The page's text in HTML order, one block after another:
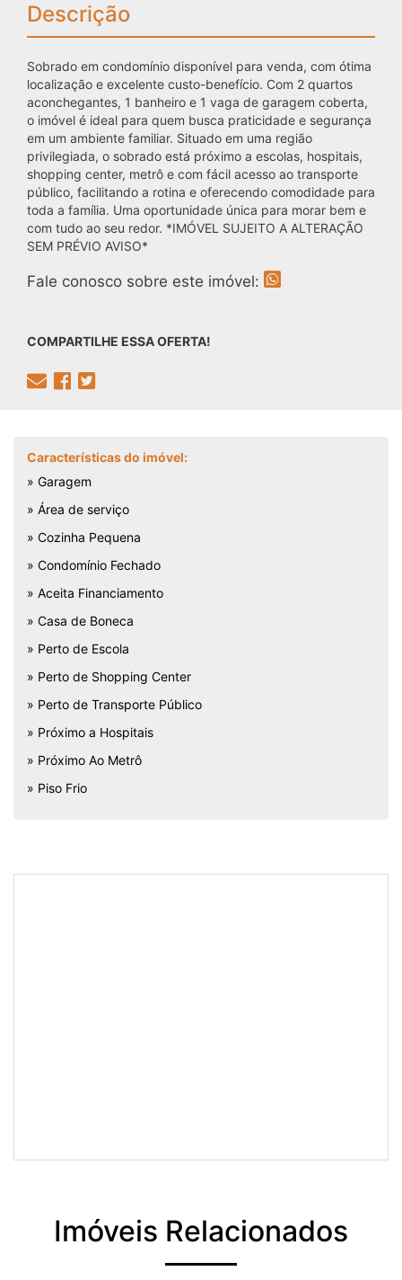
Descrição
Sobrado em condomínio disponível para venda, com ótima
localização e excelente custo-benefício. Com 2 quartos
aconchegantes, 1 banheiro e 1 vaga de garagem coberta,
o imóvel é ideal para quem busca praticidade e segurança
em um ambiente familiar. Situado em uma região
privilegiada, o sobrado está próximo a escolas, hospitais,
shopping center, metrô e com fácil acesso ao transporte
público, facilitando a rotina e oferecendo comodidade para
toda a família. Uma oportunidade única para morar bem e
com tudo ao seu redor. *IMÓVEL SUJEITO A ALTERAÇÃO
SEM PRÉVIO AVISO*
Fale conosco sobre este imóvel:
COMPARTILHE ESSA OFERTA!
Características do imóvel:
» Garagem
» Área de serviço
» Cozinha Pequena
» Condomínio Fechado
» Aceita Financiamento
» Casa de Boneca
» Perto de Escola
» Perto de Shopping Center
» Perto de Transporte Público
» Próximo a Hospitais
» Próximo Ao Metrô
» Piso Frio
Imóveis Relacionados